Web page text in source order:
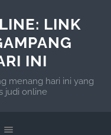
LINK
INI
menang hari ini yang
judi online